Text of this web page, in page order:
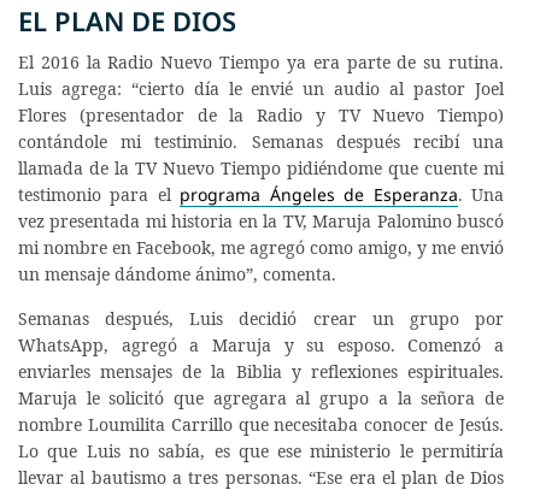
EL PLAN DE DIOS
El 2016 la Radio Nuevo Tiempo ya era parte de su rutina.
Luis agrega: “cierto día le envié un audio al pastor Joel
Flores (presentador de la Radio y TV Nuevo Tiempo)
contándole mi testiminio. Semanas después recibí una
llamada de la TV Nuevo Tiempo pidiéndome que cuente mi
testimonio para el programa Ángeles de Esperanza. Una
vez presentada mi historia en la TV, Maruja Palomino buscó
mi nombre en Facebook, me agregó como amigo, y me envió
un mensaje dándome ánimo”, comenta.
Semanas después, Luis decidió crear un grupo por
WhatsApp, agregó a Maruja y su esposo. Comenzó a
enviarles mensajes de la Biblia y reflexiones espirituales.
Maruja le solicitó que agregara al grupo a la señora de
nombre Loumilita Carrillo que necesitaba conocer de Jesús.
Lo que Luis no sabía, es que ese ministerio le permitiría
llevar al bautismo a tres personas. “Ese era el plan de Dios